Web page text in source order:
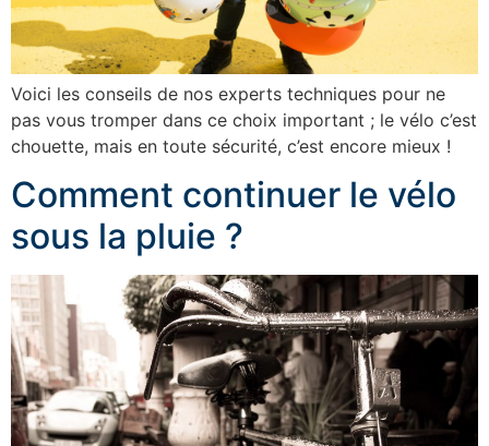
Voici les conseils de nos experts techniques pour ne
pas vous tromper dans ce choix important ; le vélo c’est
chouette, mais en toute sécurité, c’est encore mieux !
Comment continuer le vélo
sous la pluie ?